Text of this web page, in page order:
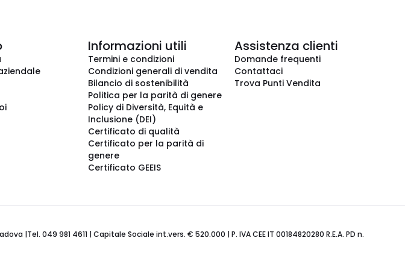
Informazioni utili
Termini e condizioni
Condizioni generali di vendita
Bilancio di sostenibilità
Politica per la parità di genere
Policy di Diversità, Equità e
Inclusione (DEI)
Certificato di qualità
Certificato per la parità di
genere
Certificato GEEIS
Assistenza clienti
Domande frequenti
Contattaci
Trova Punti Vendita
|Tel. 049 981 4611 | Capitale Sociale int.vers. € 520.000 | P. IVA CEE IT 00184820280 R.E.A. PD n.